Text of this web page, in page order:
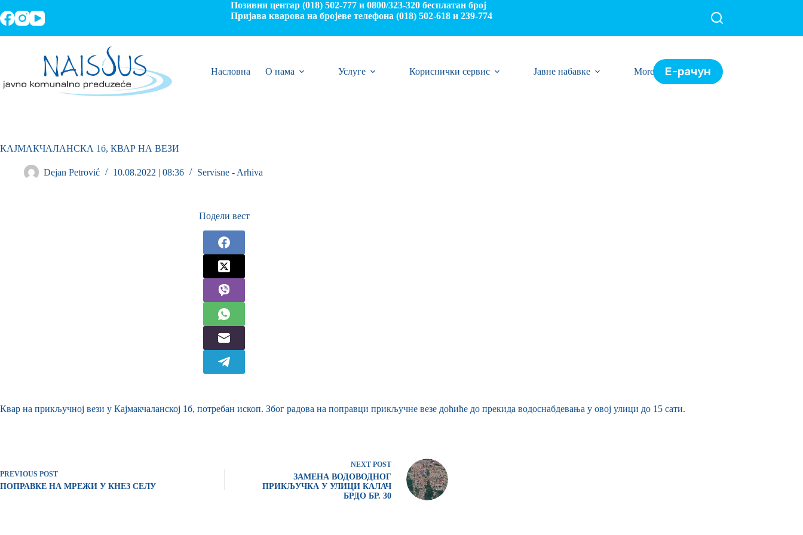
Позивни центар (018) 502-777 и 0800/323-320 бесплатан број
Пријава кварова на бројеве телефона (018) 502-618 и 239-774
Насловна О нама Услуге Кориснички сервис Јавне набавке More Е-рачун
КАЈМАКЧАЛАНСКА 1б, КВАР НА ВЕЗИ
Dejan Petrović 10.08.2022 | 08:36 Servisne - Arhiva
Подели вест
Квар на прикључној вези у Кајмакчаланској 1б, потребан ископ. Због радова на поправци прикључне везе доћиће до прекида водоснабдевања у овој улици до 15 сати.
PREVIOUS POST
ПОПРАВКЕ НА МРЕЖИ У КНЕЗ СЕЛУ
NEXT POST
ЗАМЕНА ВОДОВОДНОГ
ПРИКЉУЧКА У УЛИЦИ КАЛАЧ
БРДО БР. 30